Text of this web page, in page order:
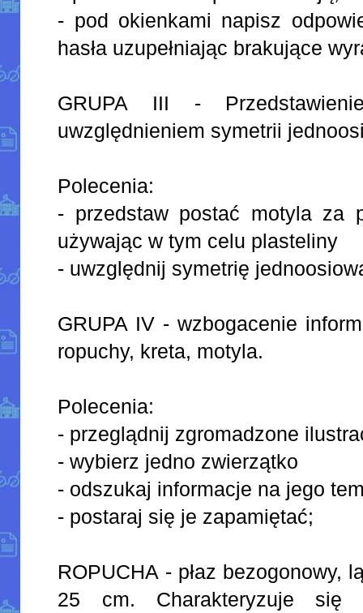
- pod okienkami napisz
hasła uzupełniając brakujące
GRUPA III -
uwzględnieniem symetrii
Polecenia:
- przedstaw postać motyla za
używając w tym celu plasteliny
- uwzględnij symetrię
GRUPA IV - wzbogacenie
ropuchy, kreta, motyla.
Polecenia:
- przeglądnij zgromadzone
- wybierz jedno zwierzątko
- odszukaj informacje na jego
- postaraj się je zapamiętać;
ROPUCHA - płaz bezogonowy,
25 cm. Charakteryzuje się